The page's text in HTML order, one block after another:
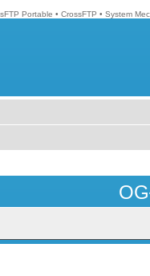
Portable • CrossFTP • System